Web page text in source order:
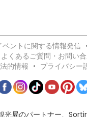
ベントに関する情報発信 •
よくあるご質問・お問い
法的情報 • プライバシー
光局のパートナー、